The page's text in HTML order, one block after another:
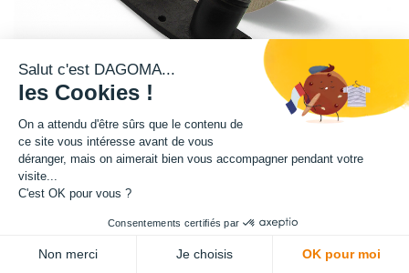
Matière : PEI CF Ultem 1010
Diamètre : 1.75 mm
Salut c'est DAGOMA...
les Cookies !
On a attendu d'être sûrs que le contenu de
ce site vous intéresse avant de vous
déranger, mais on aimerait bien vous accompagner pendant votre
visite...
C'est OK pour vous ?
Consentements certifiés par
Non merci Je choisis OK pour moi